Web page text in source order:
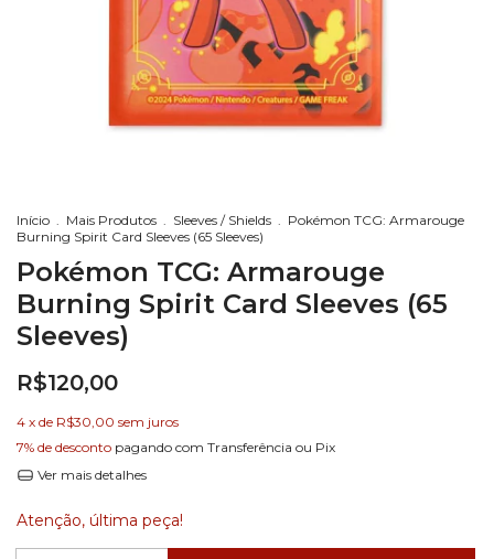
Início . Mais Produtos . Sleeves / Shields . Pokémon TCG: Armarouge
Burning Spirit Card Sleeves (65 Sleeves)
Pokémon TCG: Armarouge
Burning Spirit Card Sleeves (65
Sleeves)
R$120,00
4 x de R$30,00 sem juros
7% de desconto pagando com Transferência ou Pix
Ver mais detalhes
Atenção, última peça!